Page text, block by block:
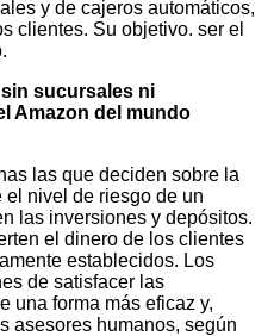
y de cajeros automáticos,
clientes. Su objetivo. ser el
sin sucursales ni
Amazon del mundo
las que deciden sobre la
nivel de riesgo de un
las inversiones y depósitos.
el dinero de los clientes
establecidos. Los
de satisfacer las
una forma más eficaz y,
asesores humanos, según